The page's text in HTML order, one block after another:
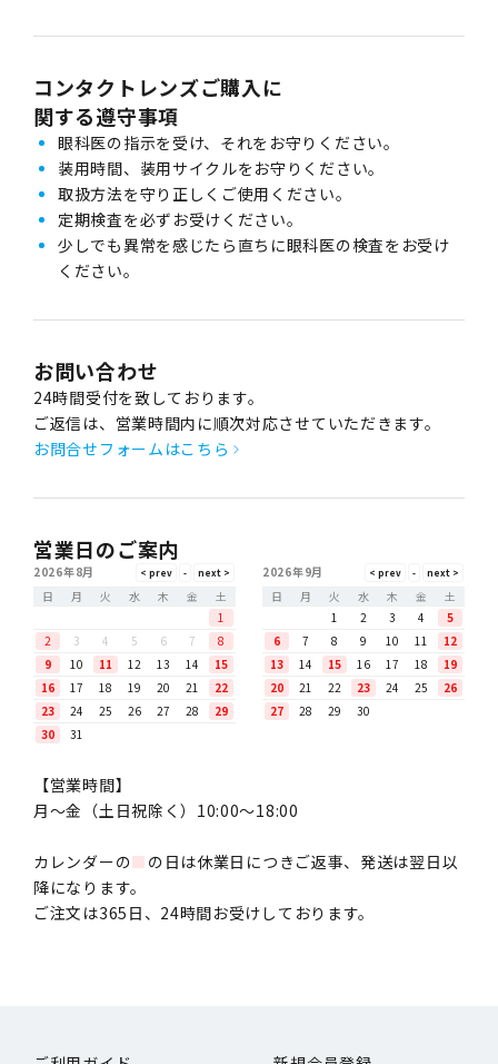
コンタクトレンズご購入に
関する遵守事項
眼科医の指示を受け、それをお守りください。
装用時間、装用サイクルをお守りください。
取扱方法を守り正しくご使用ください。
定期検査を必ずお受けください。
少しでも異常を感じたら直ちに眼科医の検査をお受け
ください。
お問い合わせ
24時間受付を致しております。
ご返信は、営業時間内に順次対応させていただきます。
お問合せフォームはこちら
営業日のご案内
2026年8月
日
月 火 水 木 金
土
1
2
3 4 5 6 7
8
9
10 11 12 13 14
15
16
17 18 19 20 21
22
23
24 25 26 27 28
29
30
31
2026年9月
日
月 火 水 木 金
土
1
2 3 4
5
6
7 8 9 10 11
12
13
14 15 16 17 18
19
20
21 22 23 24 25
26
27
28 29 30
【営業時間】
月〜金（土日祝除く）10:00～18:00
カレンダーの■ の日は休業日につきご返事、発送は翌日以
降になります。
ご注文は365日、24時間お受けしております。